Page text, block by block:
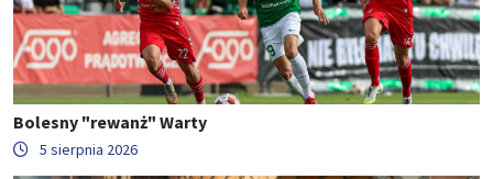
Bolesny "rewanż" Warty
5 sierpnia 2026